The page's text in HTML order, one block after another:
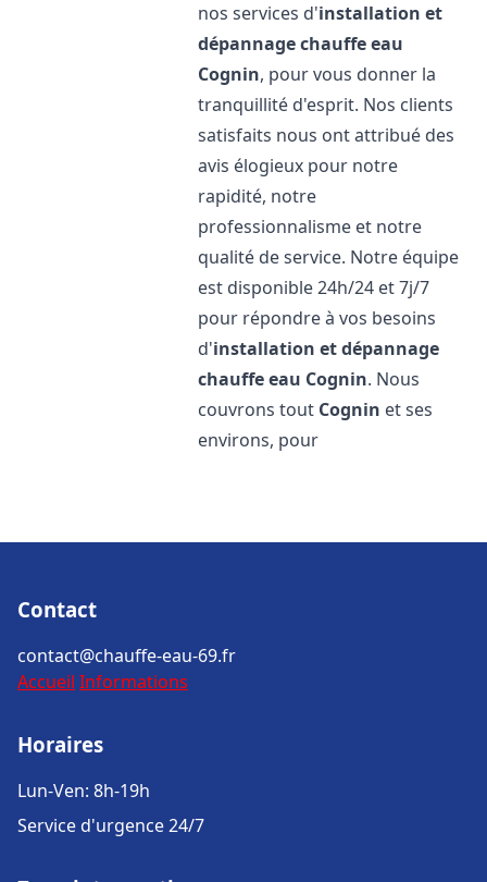
nos services d'installation et
dépannage chauffe eau
Cognin, pour vous donner la
tranquillité d'esprit. Nos clients
satisfaits nous ont attribué des
avis élogieux pour notre
rapidité, notre
professionnalisme et notre
qualité de service. Notre équipe
est disponible 24h/24 et 7j/7
pour répondre à vos besoins
d'installation et dépannage
chauffe eau Cognin. Nous
couvrons tout Cognin et ses
environs, pour
Contact
contact@chauffe-eau-69.fr
Accueil Informations
Horaires
Lun-Ven: 8h-19h
Service d'urgence 24/7